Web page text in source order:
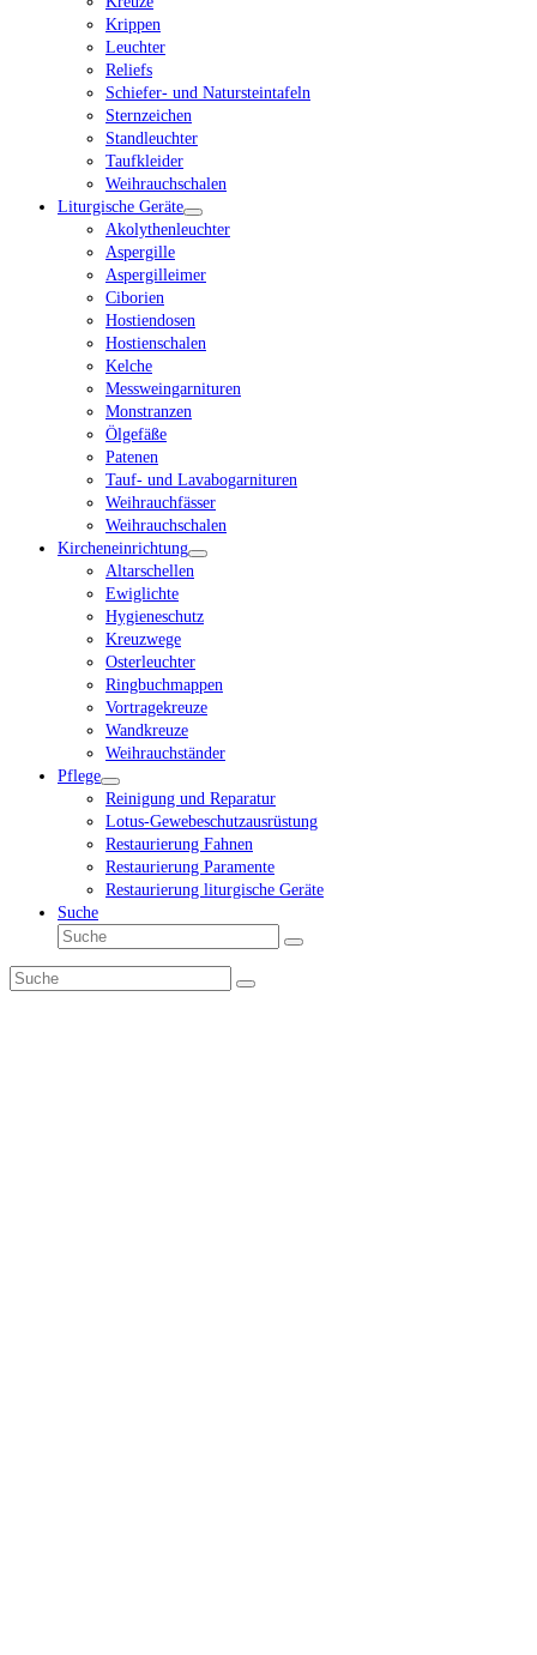
Krippen
Leuchter
Reliefs
Schiefer- und Natursteintafeln
Sternzeichen
Standleuchter
Taufkleider
Weihrauchschalen
Liturgische Geräte
Akolythenleuchter
Aspergille
Aspergilleimer
Ciborien
Hostiendosen
Hostienschalen
Kelche
Messweingarnituren
Monstranzen
Ölgefäße
Patenen
Tauf- und Lavabogarnituren
Weihrauchfässer
Weihrauchschalen
Kircheneinrichtung
Altarschellen
Ewiglichte
Hygieneschutz
Kreuzwege
Osterleuchter
Ringbuchmappen
Vortragekreuze
Wandkreuze
Weihrauchständer
Pflege
Reinigung und Reparatur
Lotus-Gewebeschutzausrüstung
Restaurierung Fahnen
Restaurierung Paramente
Restaurierung liturgische Geräte
Suche
Suche
Senden
Suche
Senden